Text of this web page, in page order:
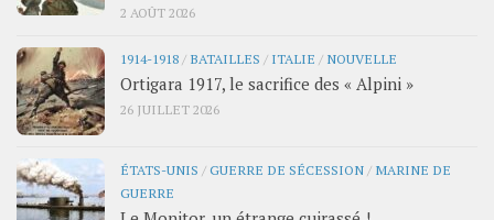
2 AOÛT 2026
1914-1918/ BATAILLES / ITALIE / NOUVELLE
Ortigara 1917, le sacrifice des « Alpini »
26 JUILLET 2026
ÉTATS-UNIS /GUERRE DE SÉCESSION/ MARINE DE
GUERRE